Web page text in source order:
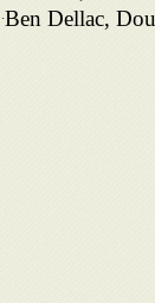
Ben Dellac,